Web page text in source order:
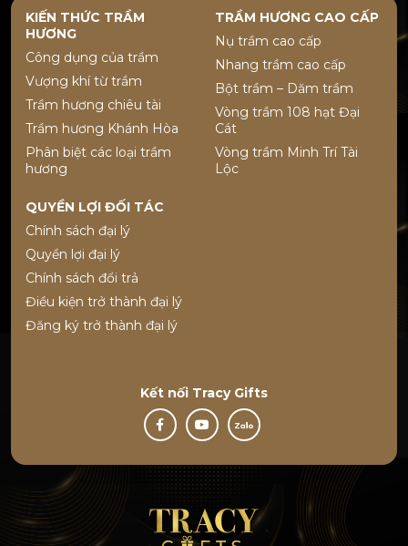
KIẾN THỨC TRẦM
HƯƠNG
Công dụng của trầm
Vượng khí từ trầm
Trầm hương chiêu tài
Trầm hương Khánh Hòa
Phân biệt các loại trầm
hương
TRẦM HƯƠNG CAO CẤP
Nụ trầm cao cấp
Nhang trầm cao cấp
Bột trầm – Dăm trầm
Vòng trầm 108 hạt Đại
Cát
Vòng trầm Minh Trí Tài
Lộc
QUYỀN LỢI ĐỐI TÁC
Chính sách đại lý
Quyền lợi đại lý
Chính sách đổi trả
Điều kiện trở thành đại lý
Đăng ký trở thành đại lý
Kết nối Tracy Gifts